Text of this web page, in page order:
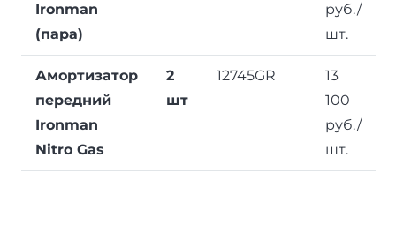
Ironman
(пара)
руб./
шт.
Амортизатор
передний
Ironman
Nitro Gas
2
шт
12745GR
13
100
руб./
шт.